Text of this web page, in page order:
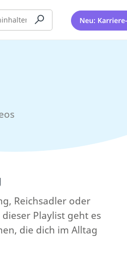
Neu:
Reichsadler oder
Playlist geht es
die dich im Alltag